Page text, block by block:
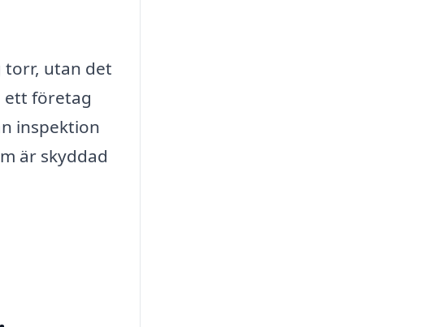
torr, utan det
ett företag
inspektion
är skyddad